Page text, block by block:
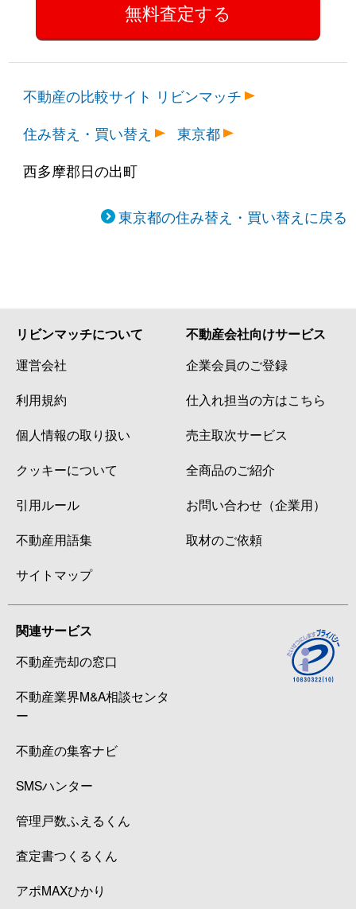
不動産の比較サイト リビンマッチ
住み替え・買い替え
東京都
西多摩郡日の出町
東京都の住み替え・買い替えに戻る
リビンマッチについて
運営会社
利用規約
個人情報の取り扱い
クッキーについて
引用ルール
不動産用語集
サイトマップ
不動産会社向けサービス
企業会員のご登録
仕入れ担当の方はこちら
売主取次サービス
全商品のご紹介
お問い合わせ（企業用）
取材のご依頼
関連サービス
不動産売却の窓口
不動産業界M&A相談センタ
ー
不動産の集客ナビ
SMSハンター
管理戸数ふえるくん
査定書つくるくん
アポMAXひかり